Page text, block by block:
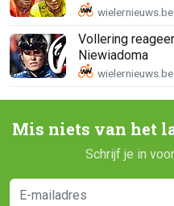
Vollering
Niewiadoma
Mis niets van het
Schrijf je in